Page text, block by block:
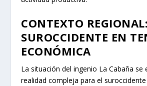
CONTEXTO REGIONAL:
SUROCCIDENTE EN
ECONÓMICA
La situación del ingenio La Cabaña se
realidad compleja para el